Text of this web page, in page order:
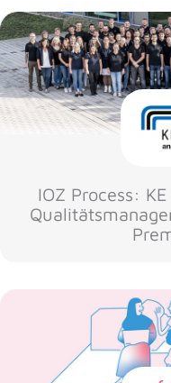
IOZ Process: